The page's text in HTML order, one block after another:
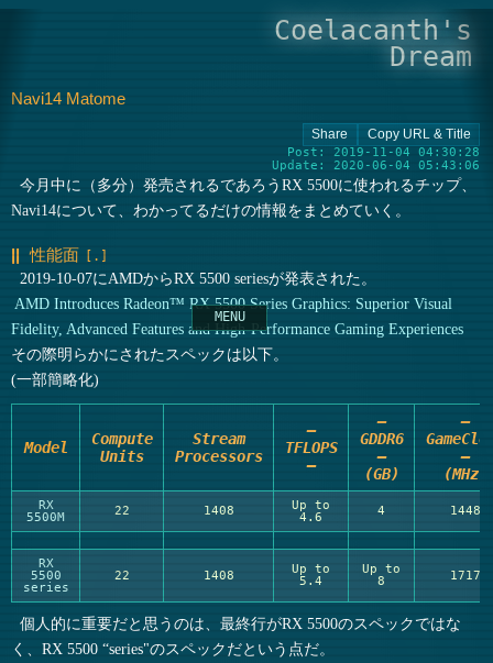
Coelacanth's
Dream
Navi14 Matome
Post: 2019-11-04 04:30:28
Update: 2020-06-04 05:43:06
今月中に（多分）発売されるであろうRX 5500に使われるチップ、
Navi14について、わかってるだけの情報をまとめていく。
性能面
2019-10-07にAMDからRX 5500 seriesが発表された。
AMD Introduces Radeon™ RX 5500 Series Graphics: Superior Visual
Fidelity, Advanced Features and High-Performance Gaming Experiences
その際明らかにされたスペックは以下。
(一部簡略化)
Model
Compute
Units
Stream
Processors
—
TFLOPS
—
—
GDDR6
—
(GB)
—
—
(MHz)
RX
5500M
22 1408
Up to
4.6
4 1448
RX
5500
series
22 1408
Up to
5.4
Up to
8
1717
個人的に重要だと思うのは、最終行がRX 5500のスペックではな
く、RX 5500 “series"のスペックだという点だ。